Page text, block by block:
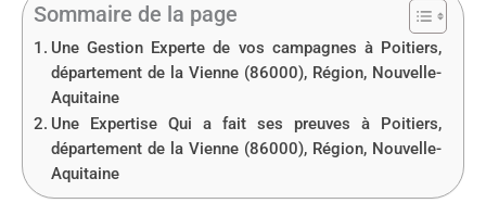
Sommaire de la page
Une Gestion Experte de vos campagnes à Poitiers,
département de la Vienne (86000), Région, Nouvelle-
Aquitaine
Une Expertise Qui a fait ses preuves à Poitiers,
département de la Vienne (86000), Région, Nouvelle-
Aquitaine